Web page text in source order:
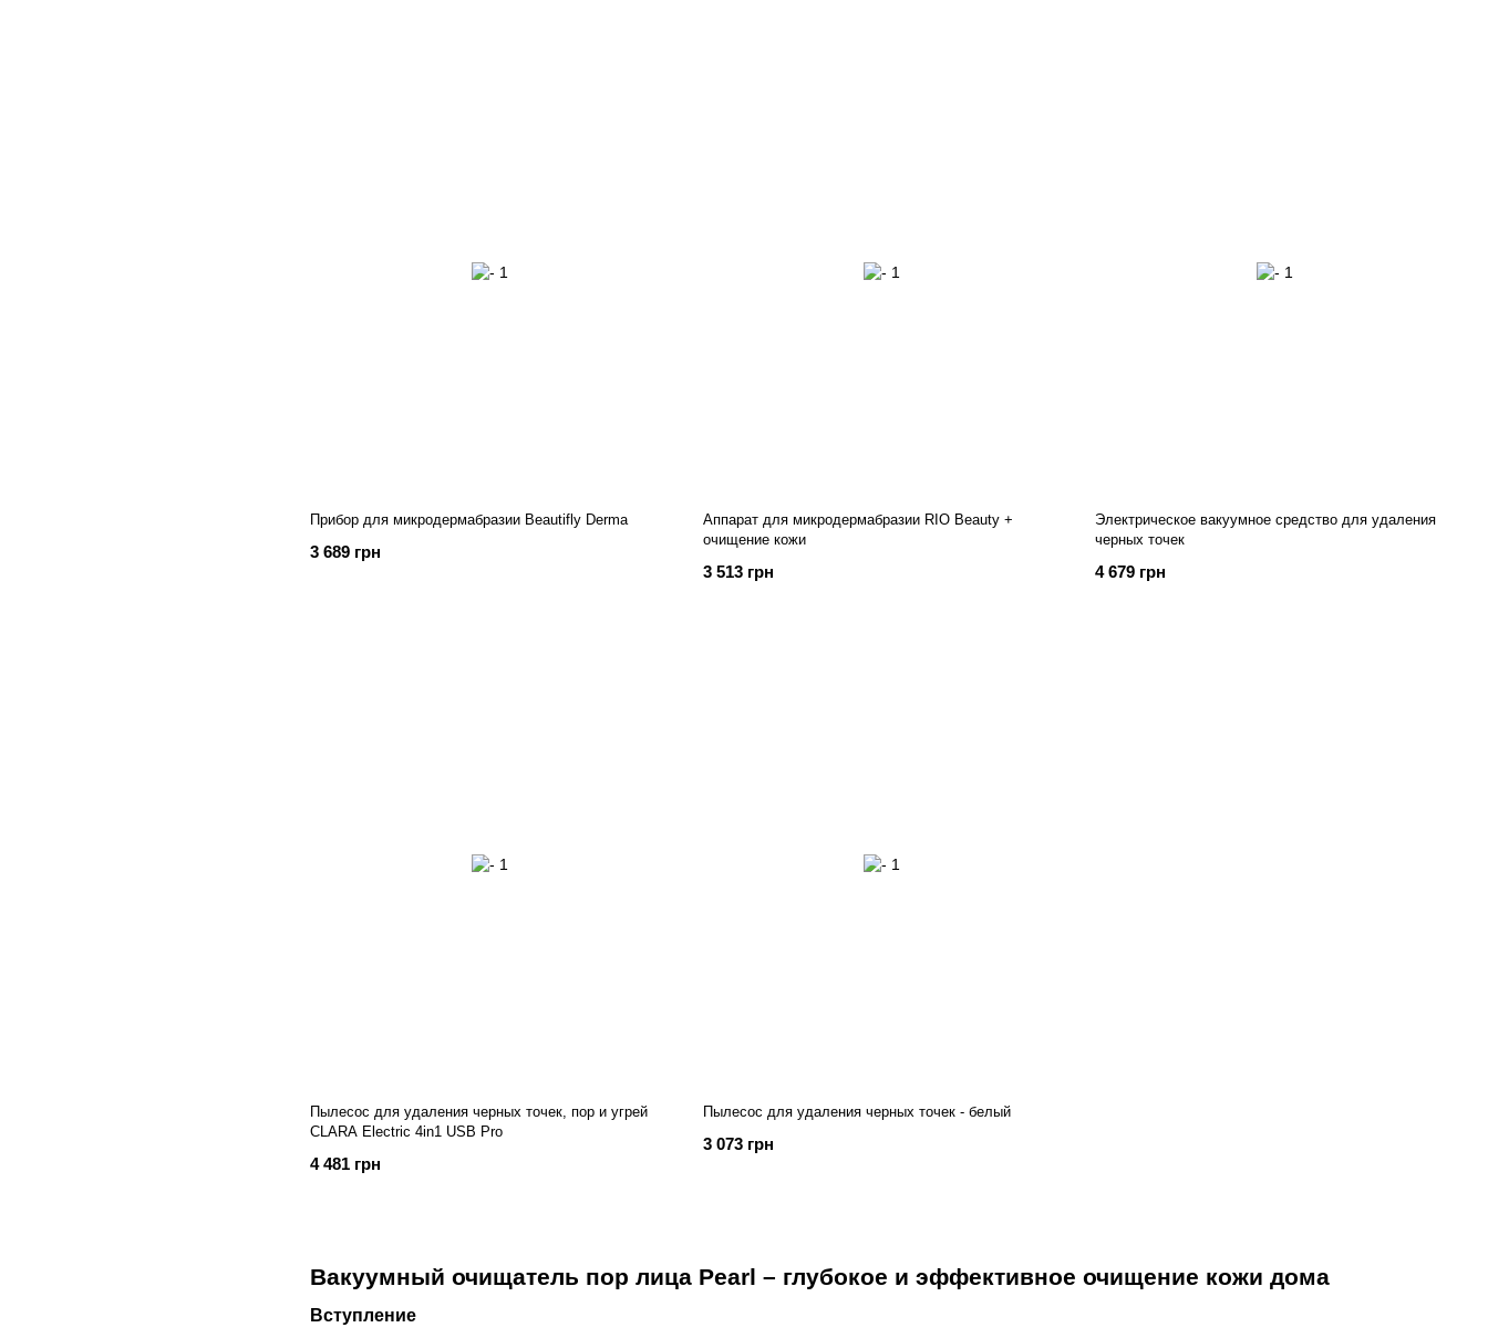
Вакуумный очищатель пор лица Pearl – глубокое и эффективное очищение кожи дома
Вступление
Прибор для микродермабразии Beautifly Derma
3 689 грн
Аппарат для микродермабразии RIO Beauty +
очищение кожи
3 513 грн
Электрическое вакуумное средство для удаления
черных точек
4 679 грн
Пылесос для удаления черных точек, пор и угрей
CLARA Electric 4in1 USB Pro
4 481 грн
Пылесос для удаления черных точек - белый
3 073 грн